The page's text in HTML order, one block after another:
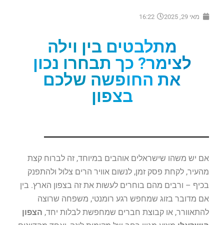
מאי 29, 2025 16:22
מתלבטים בין וילה
לצימר? כך תבחרו נכון
את החופשה שלכם
בצפון
אם יש משהו שישראלים אוהבים במיוחד, זה לברוח קצת
מהעיר, לקחת פסק זמן, לנשום אוויר הרים צלול ולהתפנק
בכיף – ורבים מהם בוחרים לעשות את זה בצפון הארץ. בין
אם מדובר בזוג שמחפש רגע רומנטי, משפחה שרוצה
להתאוורר, או קבוצת חברים שמחפשת לבלות יחד, הצפון